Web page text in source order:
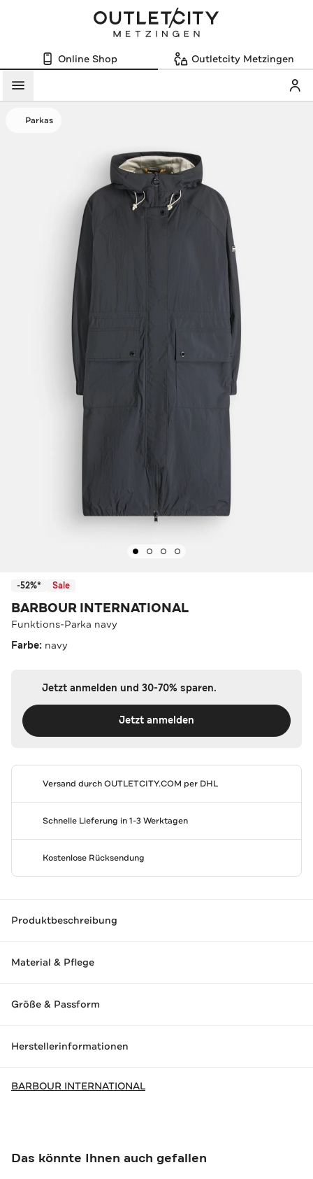
Online Shop Outletcity Metzingen
Menü
Parkas
-52%* Sale
BARBOUR INTERNATIONAL
Funktions-Parka navy
Farbe: navy
Jetzt anmelden und 30-70% sparen.
Jetzt anmelden
Versand durchOUTLETCITY.COM per DHL
Schnelle Lieferung in 1-3 Werktagen
Kostenlose Rücksendung
Produktbeschreibung
Material & Pflege
Größe & Passform
Herstellerinformationen
BARBOUR INTERNATIONAL
Das könnte Ihnen auch gefallen